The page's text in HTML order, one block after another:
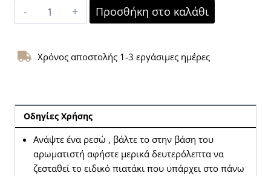
Κεραμικός
αρωματιστής
επίστρωση
πορσελάνης
καφέ
ποσότητα
Προσθήκη στο καλάθι
Χρόνος αποστολής 1-3 εργάσιμες ημέρες
Οδηγίες Χρήσης
Ανάψτε ένα ρεσώ , βάλτε το στην βάση του
αρωματιστή αφήστε μερικά δευτερόλεπτα να
ζεσταθεί το ειδικό πιατάκι που υπάρχει στο πάνω